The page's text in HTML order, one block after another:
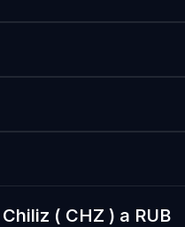
( CHZ ) a RUB